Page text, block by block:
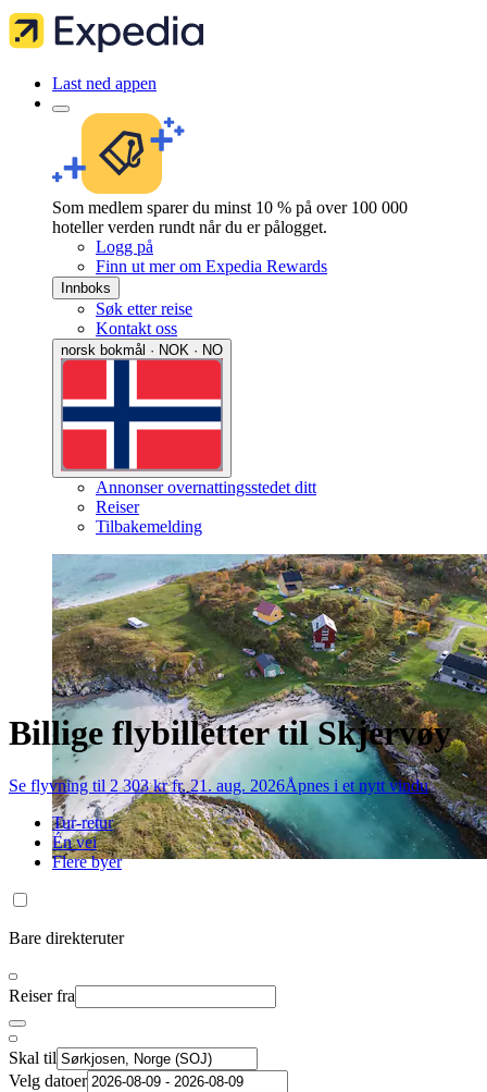
Last ned appen
Som medlem sparer du minst 10 % på over 100 000
hoteller verden rundt når du er pålogget.
Logg på
Finn ut mer om Expedia Rewards
Innboks
Søk etter reise
Kontakt oss
norsk bokmål · NOK · NO
Annonser overnattingsstedet ditt
Reiser
Tilbakemelding
Billige flybilletter til Skjervøy
Se flyvning til 2 303 kr fr. 21. aug. 2026Åpnes i et nytt vindu
Tur-retur
Én vei
Flere byer
Bare direkteruter
Reiser fra
Skal til
Velg datoer